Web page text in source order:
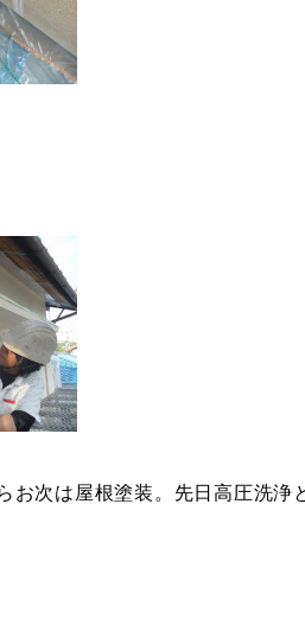
お次は屋根塗装。先日高圧洗浄